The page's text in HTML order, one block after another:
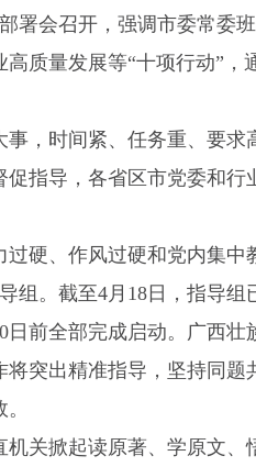
署会召开，强调市委常委
质量发展等“十项行动”，
，时间紧、任务重、要
指导，各省区市党委和
硬、作风过硬和党内集中
组。截至4月18日，指导
日前全部完成启动。广西
突出精准指导，坚持同
关掀起读原著、学原文